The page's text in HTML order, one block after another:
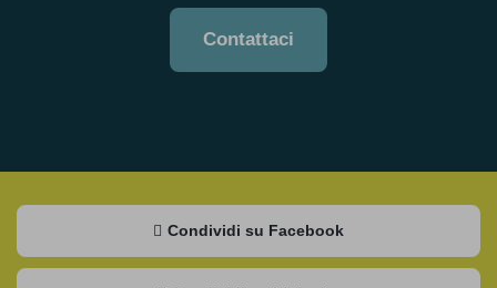
Contattaci
Condividi su Facebook